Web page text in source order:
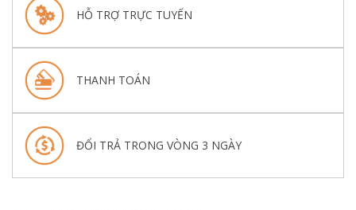
HỖ TRỢ TRỰC TUYẾN
THANH TOÁN
ĐỔI TRẢ TRONG VÒNG 3 NGÀY